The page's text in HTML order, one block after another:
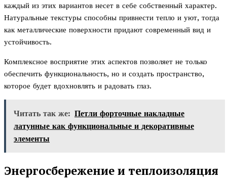
каждый из этих вариантов несет в себе собственный характер.
Натуральные текстуры способны привнести тепло и уют, тогда
как металлические поверхности придают современный вид и
устойчивость.
Комплексное восприятие этих аспектов позволяет не только
обеспечить функциональность, но и создать пространство,
которое будет вдохновлять и радовать глаз.
Читать так же: Петли форточные накладные
латунные как функциональные и декоративные
элементы
Энергосбережение и теплоизоляция